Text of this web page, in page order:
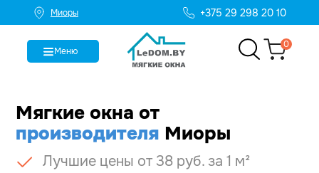
Миоры +375 29 298 20 10
Меню
0
Мягкие окна от
производителя Миоры
Лучшие цены от 38 руб. за 1 м²